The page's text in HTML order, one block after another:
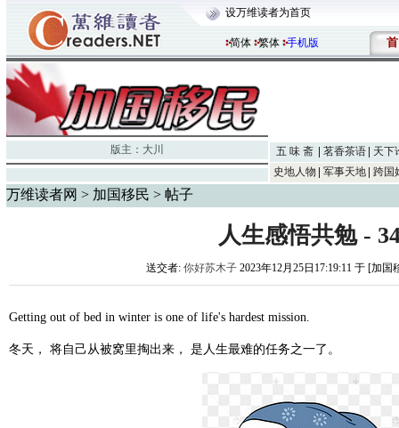
设万维读者为首页
简体 繁体 手机版 首
版主： 大川 五 味 斋 茗香茶语
天下
史地人物
军事天地 跨国
万维读者网 > 加国移民 > 帖子
人生感悟共勉 -
送交者: 你好苏木子2023年12月25日17:19:11 于 [加国
Getting out of bed in winter is one of life's hardest mission.
冬天， 将自己从被窝里掏出来， 是人生最难的任务之一了。